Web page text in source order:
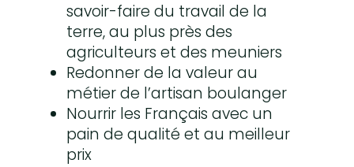
savoir-faire du travail de la
terre, au plus près des
agriculteurs et des meuniers
Redonner de la valeur au
métier de l’artisan boulanger
Nourrir les Français avec un
pain de qualité et au meilleur
prix